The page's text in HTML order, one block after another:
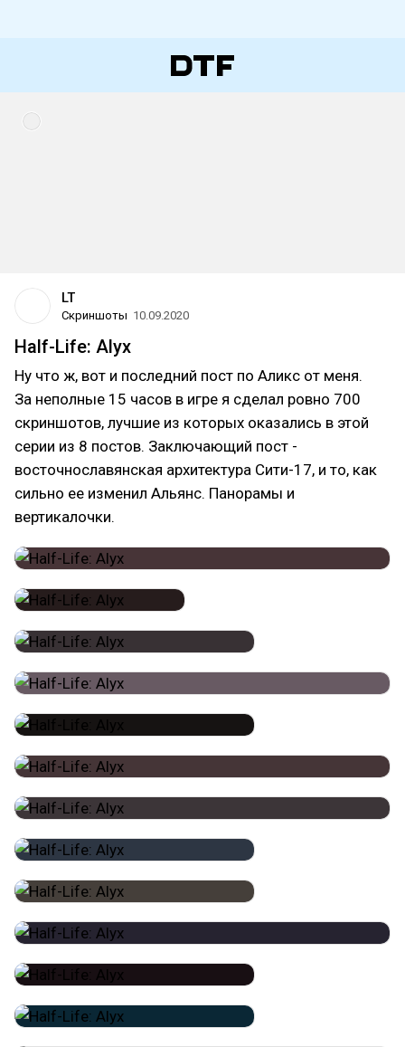
LT
Скриншоты 10.09.2020
Half-Life: Alyx
Ну что ж, вот и последний пост по Аликс от меня.
За неполные 15 часов в игре я сделал ровно 700
скриншотов, лучшие из которых оказались в этой
серии из 8 постов. Заключающий пост -
восточнославянская архитектура Сити-17, и то, как
сильно ее изменил Альянс. Панорамы и
вертикалочки.